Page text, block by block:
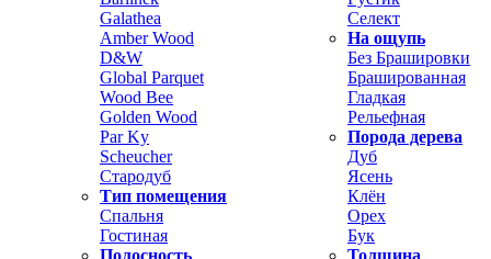
Galathea
Amber Wood
D&W
Global Parquet
Wood Bee
Golden Wood
Par Ky
Scheucher
Стародуб
Тип помещения
Спальня
Гостиная
Полосность
Селект
На ощупь
Без Брашировки
Брашированная
Гладкая
Рельефная
Порода дерева
Дуб
Ясень
Клён
Орех
Бук
Толщина